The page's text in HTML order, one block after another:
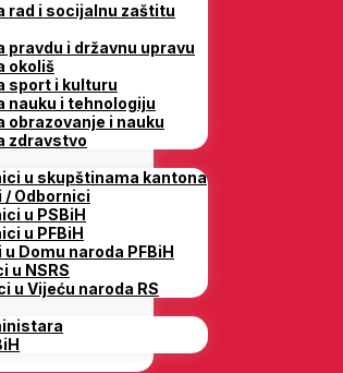
rad i socijalnu zaštitu
pravdu i državnu upravu
okoliš
sport i kulturu
nauku i tehnologiju
obrazovanje i nauku
zdravstvo
u skupštinama kantona
/ Odbornici
u PSBiH
u PFBiH
Domu naroda PFBiH
u NSRS
u Vijeću naroda RS